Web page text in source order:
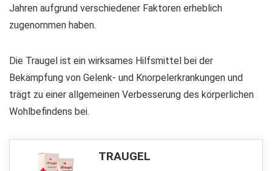
Jahren aufgrund verschiedener Faktoren erheblich
zugenommen haben.
Die Traugel ist ein wirksames Hilfsmittel bei der
Bekämpfung von Gelenk- und Knorpelerkrankungen und
trägt zu einer allgemeinen Verbesserung des körperlichen
Wohlbefindens bei.
TRAUGEL